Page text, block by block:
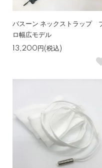
バスーン ネックストラップ
ロ幅広モデル
13,200円(税込)